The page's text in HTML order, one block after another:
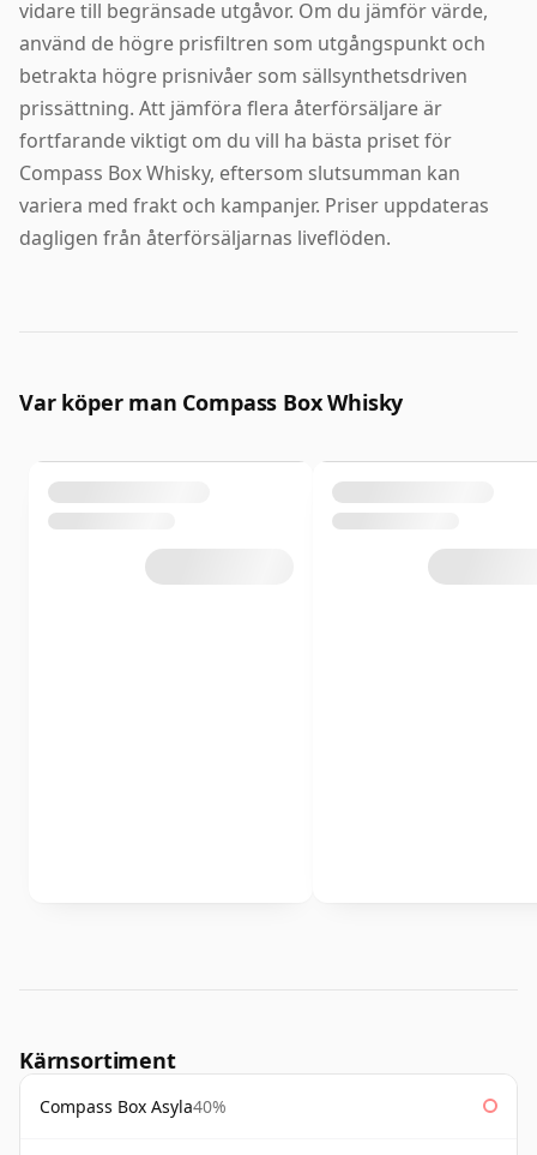
vidare till begränsade utgåvor. Om du jämför värde,
använd de högre prisfiltren som utgångspunkt och
betrakta högre prisnivåer som sällsynthetsdriven
prissättning. Att jämföra flera återförsäljare är
fortfarande viktigt om du vill ha bästa priset för
Compass Box Whisky, eftersom slutsumman kan
variera med frakt och kampanjer. Priser uppdateras
dagligen från återförsäljarnas liveflöden.
Var köper man Compass Box Whisky
Kärnsortiment
Compass Box Asyla40%